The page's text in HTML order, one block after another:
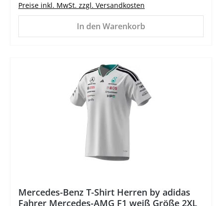
Preise inkl. MwSt. zzgl. Versandkosten
In den Warenkorb
Mercedes-Benz T-Shirt Herren by adidas
Fahrer Mercedes-AMG F1 weiß Größe 2XL